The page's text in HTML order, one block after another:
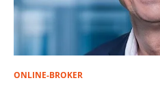
ONLINE-BROKER